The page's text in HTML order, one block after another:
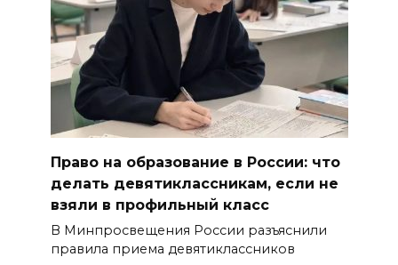
Право на образование в России: что
делать девятиклассникам, если не
взяли в профильный класс
В Минпросвещения России разъяснили
правила приема девятиклассников